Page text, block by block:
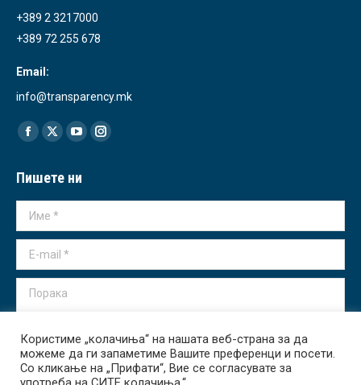
+389 2 3217000
+389 72 255 678
Email:
info@transparency.mk
Find us on:
Facebook
opens
in
new
X
opens
in
YouTube
opens
in
Instagram
in
Пишете ни
Име *
E-mail *
Порака
Испрати
Користиме „колачиња“ на нашата веб-страна за да
можеме да ги запаметиме Вашите преференци и посети.
Со кликање на „Прифати“, Вие се согласувате за